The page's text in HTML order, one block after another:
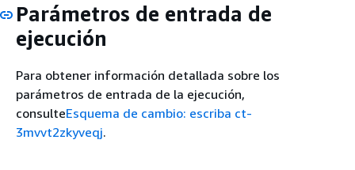
Parámetros de entrada de
ejecución
Para obtener información detallada sobre los
parámetros de entrada de la ejecución,
consulteEsquema de cambio: escriba ct-
3mvvt2zkyveqj.